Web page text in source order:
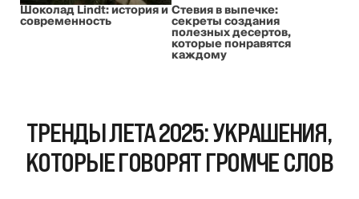
Шоколад Lindt: история и
современность
Стевия в выпечке:
секреты создания
полезных десертов,
которые понравятся
каждому
ТРЕНДЫ ЛЕТА 2025: УКРАШЕНИЯ,
КОТОРЫЕ ГОВОРЯТ ГРОМЧЕ СЛОВ